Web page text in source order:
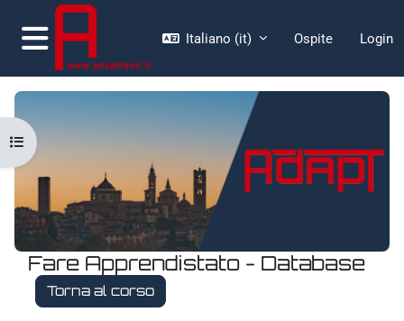
Vai al contenuto principale
Pannello laterale
Italiano ‎(it)‎ Ospite Login
Fare Apprendistato - Database
Torna al corso
Apri indice del corso